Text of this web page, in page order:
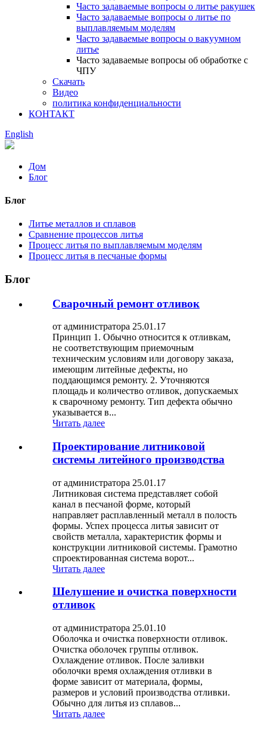
Часто задаваемые вопросы о литье ракушек
Часто задаваемые вопросы о литье по
выплавляемым моделям
Часто задаваемые вопросы о вакуумном
литье
Часто задаваемые вопросы об обработке с
ЧПУ
Скачать
Видео
политика конфиденциальности
КОНТАКТ
English
Дом
Блог
Блог
Литье металлов и сплавов
Сравнение процессов литья
Процесс литья по выплавляемым моделям
Процесс литья в песчаные формы
Блог
Сварочный ремонт отливок
от администратора 25.01.17
Принцип 1. Обычно относится к отливкам,
не соответствующим приемочным
техническим условиям или договору заказа,
имеющим литейные дефекты, но
поддающимся ремонту. 2. Уточняются
площадь и количество отливок, допускаемых
к сварочному ремонту. Тип дефекта обычно
указывается в...
Читать далее
Проектирование литниковой
системы литейного производства
от администратора 25.01.17
Литниковая система представляет собой
канал в песчаной форме, который
направляет расплавленный металл в полость
формы. Успех процесса литья зависит от
свойств металла, характеристик формы и
конструкции литниковой системы. Грамотно
спроектированная система ворот...
Читать далее
Шелушение и очистка поверхности
отливок
от администратора 25.01.10
Оболочка и очистка поверхности отливок.
Очистка оболочек группы отливок.
Охлаждение отливок. После заливки
оболочки время охлаждения отливки в
форме зависит от материала, формы,
размеров и условий производства отливки.
Обычно для литья из сплавов...
Читать далее